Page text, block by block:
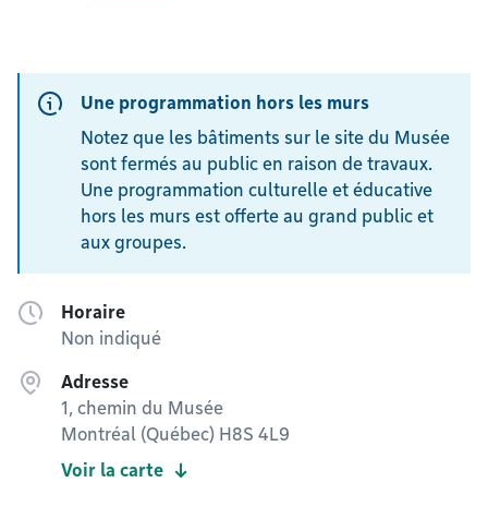
Une programmation hors les murs
Notez que les bâtiments sur le site du Musée
sont fermés au public en raison de travaux.
Une programmation culturelle et éducative
hors les murs est offerte au grand public et
aux groupes.
Horaire
Non indiqué
Adresse
1, chemin du Musée
Montréal (Québec) H8S 4L9
Voir la carte